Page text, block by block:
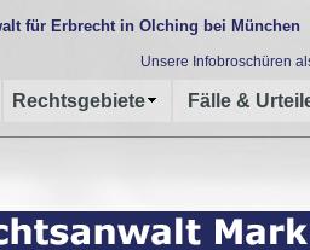
Unsere Infobroschüren
für Erbrecht in Olching bei München
Rechtsgebiete Fälle &